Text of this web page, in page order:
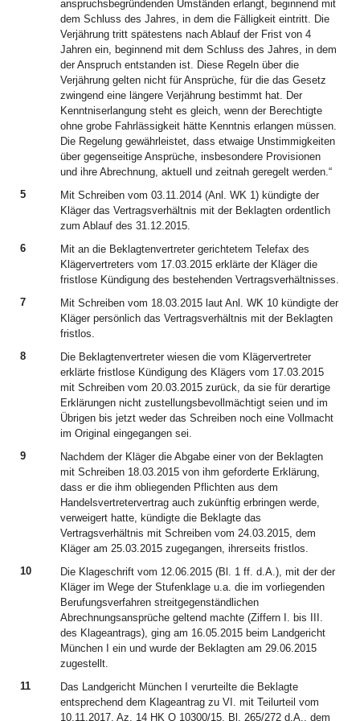
anspruchsbegründenden Umständen erlangt, beginnend mit
dem Schluss des Jahres, in dem die Fälligkeit eintritt. Die
Verjährung tritt spätestens nach Ablauf der Frist von 4
Jahren ein, beginnend mit dem Schluss des Jahres, in dem
der Anspruch entstanden ist. Diese Regeln über die
Verjährung gelten nicht für Ansprüche, für die das Gesetz
zwingend eine längere Verjährung bestimmt hat. Der
Kenntniserlangung steht es gleich, wenn der Berechtigte
ohne grobe Fahrlässigkeit hätte Kenntnis erlangen müssen.
Die Regelung gewährleistet, dass etwaige Unstimmigkeiten
über gegenseitige Ansprüche, insbesondere Provisionen
und ihre Abrechnung, aktuell und zeitnah geregelt werden.“
5
Mit Schreiben vom 03.11.2014 (Anl. WK 1) kündigte der
Kläger das Vertragsverhältnis mit der Beklagten ordentlich
zum Ablauf des 31.12.2015.
6
Mit an die Beklagtenvertreter gerichtetem Telefax des
Klägervertreters vom 17.03.2015 erklärte der Kläger die
fristlose Kündigung des bestehenden Vertragsverhältnisses.
7
Mit Schreiben vom 18.03.2015 laut Anl. WK 10 kündigte der
Kläger persönlich das Vertragsverhältnis mit der Beklagten
fristlos.
8
Die Beklagtenvertreter wiesen die vom Klägervertreter
erklärte fristlose Kündigung des Klägers vom 17.03.2015
mit Schreiben vom 20.03.2015 zurück, da sie für derartige
Erklärungen nicht zustellungsbevollmächtigt seien und im
Übrigen bis jetzt weder das Schreiben noch eine Vollmacht
im Original eingegangen sei.
9
Nachdem der Kläger die Abgabe einer von der Beklagten
mit Schreiben 18.03.2015 von ihm geforderte Erklärung,
dass er die ihm obliegenden Pflichten aus dem
Handelsvertretervertrag auch zukünftig erbringen werde,
verweigert hatte, kündigte die Beklagte das
Vertragsverhältnis mit Schreiben vom 24.03.2015, dem
Kläger am 25.03.2015 zugegangen, ihrerseits fristlos.
10
Die Klageschrift vom 12.06.2015 (Bl. 1 ff. d.A.), mit der der
Kläger im Wege der Stufenklage u.a. die im vorliegenden
Berufungsverfahren streitgegenständlichen
Abrechnungsansprüche geltend machte (Ziffern I. bis III.
des Klageantrags), ging am 16.05.2015 beim Landgericht
München I ein und wurde der Beklagten am 29.06.2015
zugestellt.
11
Das Landgericht München I verurteilte die Beklagte
entsprechend dem Klageantrag zu VI. mit Teilurteil vom
10.11.2017, Az. 14 HK O 10300/15, Bl. 265/272 d.A., dem